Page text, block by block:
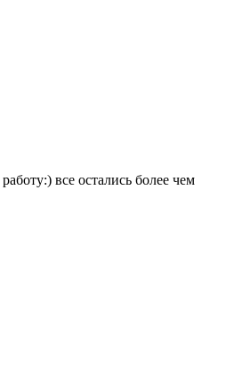
все остались более чем